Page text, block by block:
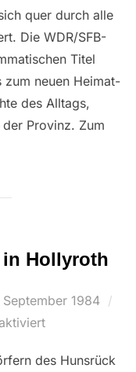
quer durch alle
Die WDR/SFB-
Titel
zum neuen Heimat-
des Alltags,
Provinz. Zum
Hollyroth
1984
des Hunsrück